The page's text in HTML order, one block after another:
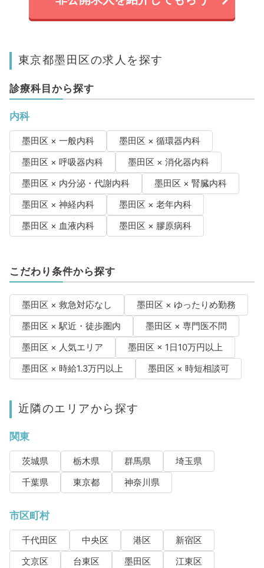
東京都墨田区の求人を探す
診療科目から探す
内科
墨田区 × 一般内科
墨田区 × 循環器内科
墨田区 × 呼吸器内科
墨田区 × 消化器内科
墨田区 × 内分泌・代謝内科
墨田区 × 腎臓内科
墨田区 × 神経内科
墨田区 × 老年内科
墨田区 × 血液内科
墨田区 × 膠原病科
こだわり条件から探す
墨田区 × 救急対応なし
墨田区 × ゆったりめ勤務
墨田区 × 駅近・徒歩圏内
墨田区 × 専門医不問
墨田区 × 人気エリア
墨田区 × 1日10万円以上
墨田区 × 時給1.3万円以上
墨田区 × 時短相談可
近隣のエリアから探す
関東
茨城県 栃木県 群馬県
埼玉県
千葉県
東京都 神奈川県
市区町村
千代田区 中央区 港区
新宿区
文京区
台東区 墨田区
江東区